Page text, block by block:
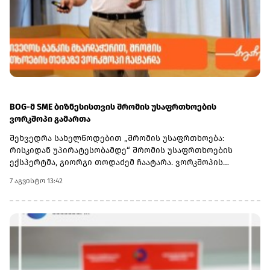
BOG-მ SME ბიზნესისთვის შრომის უსაფრთხოების
ვორკშოპი გამართა
შეხვედრა სახელწოდებით „შრომის უსაფრთხოება:
რისკიდან უპირატესობამდე“ შრომის უსაფრთხოების
ექსპერტმა, გიორგი თოდაძემ ჩაატარა. ვორკშოპის
იმის შესახებ, თუ როგორ იქცევა უსაფრთხოების
სტანდარტების დანერგვა ბიზნესის მდგრადი
რეპუტაციის გაძლიერების ინსტრუმენტად.ღონისძიებაზე
როგორიცაა უსაფრთხოების ეკონომიკა და ინვესტიციის
უკუგება (ROI); როგორ გადაიქცეს უსაფრთხოება ბიზნესის
7 აგვისტო 13:42